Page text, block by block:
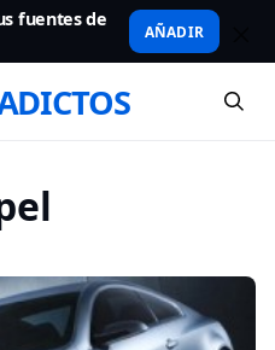
fuentes de
AÑADIR